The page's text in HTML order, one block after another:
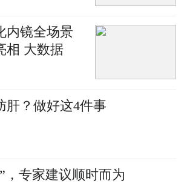
内镜全场景
相 大数据
肝？做好这4件事
，专家建议顺时而为